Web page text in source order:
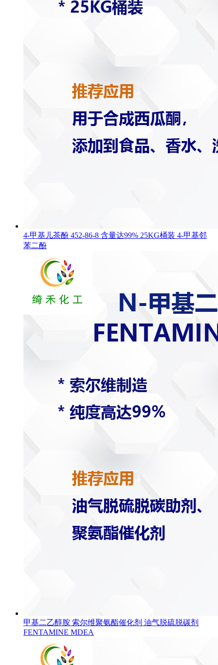
4-甲基儿茶酚 452-86-8 含量达99% 25KG桶装 4-甲基邻
苯二酚
甲基二乙醇胺 索尔维聚氨酯催化剂 油气脱硫脱碳剂
FENTAMINE MDEA